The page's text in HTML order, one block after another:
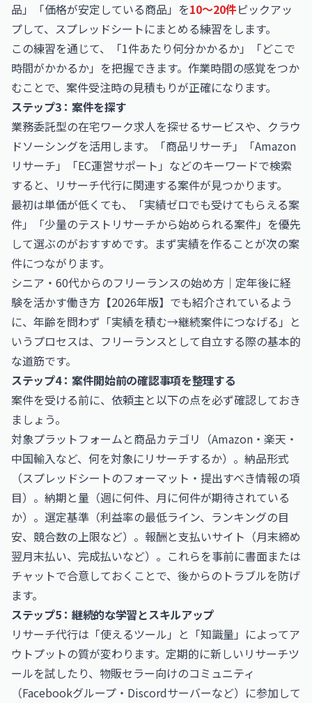
品」「価格が安定している商品」を10〜20件ピックアッ
プして、スプレッドシートにまとめる練習をします。
この練習を通じて、「1件あたり何分かかるか」「どこで
時間がかかるか」を把握できます。作業時間の感覚をつか
むことで、案件受注時の見積もりが正確になります。
ステップ3：案件を探す
業務委託型の在宅ワーク求人を探せるサービスや、クラウ
ドソーシングを活用します。「商品リサーチ」「Amazon
リサーチ」「EC運営サポート」などのキーワードで検索
すると、リサーチ代行に関連する案件が見つかります。
最初は単価が低くても、「実績ゼロでも受けてもらえる案
件」「少量のテストリサーチから始められる案件」を優先
して選ぶのがおすすめです。まず実績を作ることが次の案
件につながります。
シニア・60代からのフリーランスの始め方｜定年後に経
験を活かす働き方【2026年版】 でも紹介されているよう
に、年齢を問わず「実績を積む→継続案件につなげる」と
いうプロセスは、フリーランスとして自立する際の基本的
な道筋です。
ステップ4：案件開始前の確認事項を整理する
案件を受ける前に、依頼主と以下の点を必ず確認しておき
ましょう。
対象プラットフォームと商品カテゴリ（Amazon・楽天・
中国輸入など、何を対象にリサーチするか）。納品形式
（スプレッドシートのフォーマット・提出すべき情報の項
目）。納期と量（週に何件、月に何件が期待されている
か）。選定基準（利益率の最低ライン、ランキングの目
安、競合数の上限など）。報酬と支払いサイト（月末締め
翌月末払い、完成払いなど）。これらを事前に書面または
チャットで合意しておくことで、後からのトラブルを防げ
ます。
ステップ5：継続的な学習とスキルアップ
リサーチ代行は「使えるツール」と「知識量」によってア
ウトプットの質が変わります。定期的に新しいリサーチツ
ールを試したり、物販セラー向けのコミュニティ
（Facebookグループ・Discordサーバーなど）に参加して